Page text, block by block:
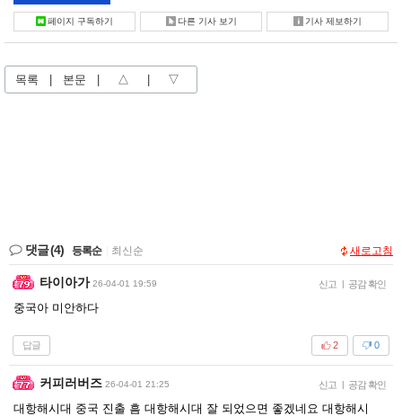
페이지 구독하기 다른 기사 보기 기사 제보하기
목록 본문 △ ▽
댓글(4) 등록순 최신순 새로고침
타이아가 26-04-01 19:59 신고 | 공감 확인
중국아 미안하다
답글 0
2
커피러버즈 26-04-01 21:25 신고 | 공감 확인
대항해시대 중국 진출 흠 대항해시대 잘 되었으면 좋겠네요 대항해시